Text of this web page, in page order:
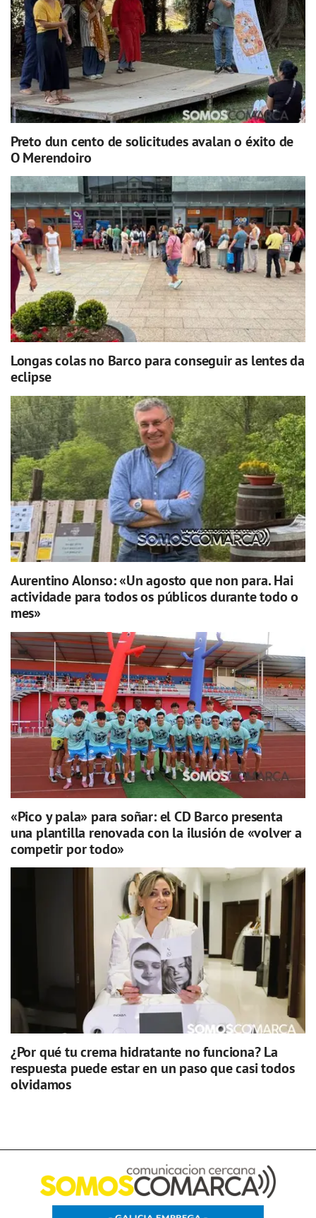
Preto dun cento de solicitudes avalan o éxito de
O Merendoiro
Longas colas no Barco para conseguir as lentes da
eclipse
Aurentino Alonso: «Un agosto que non para. Hai
actividade para todos os públicos durante todo o
mes»
«Pico y pala» para soñar: el CD Barco presenta
una plantilla renovada con la ilusión de «volver a
competir por todo»
¿Por qué tu crema hidratante no funciona? La
respuesta puede estar en un paso que casi todos
olvidamos